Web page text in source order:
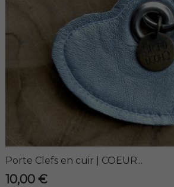
Porte Clefs en cuir | COEUR...
10,00 €